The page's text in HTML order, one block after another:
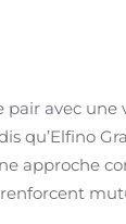
avec une
qu’Elfino
approche